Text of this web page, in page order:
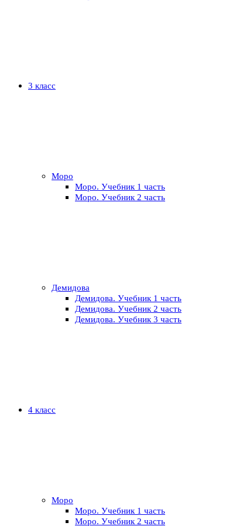
3 класс
Моро
Моро. Учебник 1 часть
Моро. Учебник 2 часть
Демидова
Демидова. Учебник 1 часть
Демидова. Учебник 2 часть
Демидова. Учебник 3 часть
4 класс
Моро
Моро. Учебник 1 часть
Моро. Учебник 2 часть